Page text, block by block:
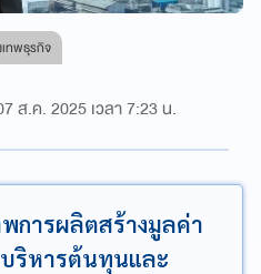
ทพธุรกิจ
ส.ค. 2025 เวลา 7:23 น.
พการผลิตสร้างมูลค่า
ริหารต้นทุนและ